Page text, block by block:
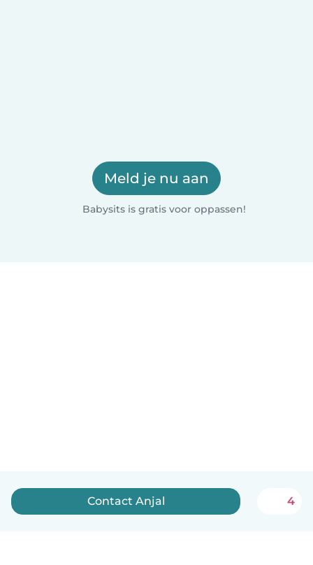
Meld je nu aan
Babysits is gratis voor oppassen!
Contact Anjal 4